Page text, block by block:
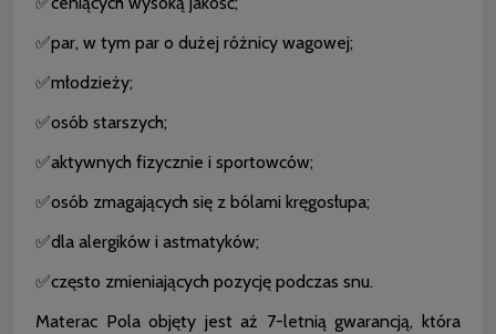
✅par, w tym par o dużej różnicy wagowej;
✅młodzieży;
✅osób starszych;
✅aktywnych fizycznie i sportowców;
✅osób zmagających się z bólami kręgosłupa;
✅dla alergików i astmatyków;
✅często zmieniających pozycję podczas snu.
Materac Pola objęty jest aż 7-letnią gwarancją, która